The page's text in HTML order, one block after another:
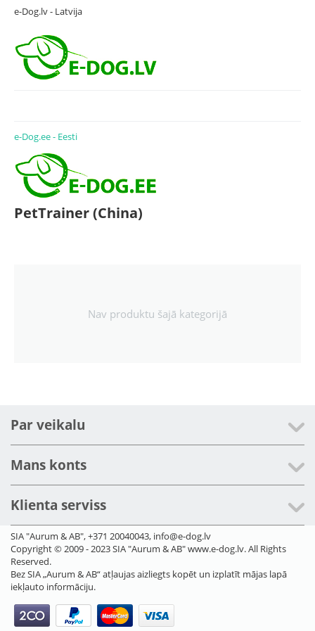
e-Dog.lv - Latvija
e-Dog.ee - Eesti
PetTrainer (China)
Nav produktu šajā kategorijā
Par veikalu
Mans konts
Klienta serviss
SIA "Aurum & AB", +371 20040043, info@e-dog.lv
Copyright © 2009 - 2023 SIA "Aurum & AB" www.e-dog.lv. All Rights
Reserved.
Bez SIA „Aurum & AB“ atļaujas aizliegts kopēt un izplatīt mājas lapā
iekļauto informāciju.